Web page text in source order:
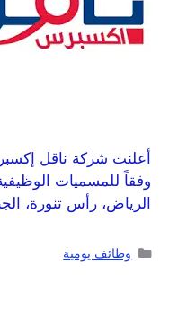
وفقاً للمسميات
الرياض، رأس تنورة،
وظائف يومية